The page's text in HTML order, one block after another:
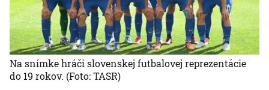
Na snímke hráči slovenskej futbalovej reprezentácie
do 19 rokov. (Foto: TASR)